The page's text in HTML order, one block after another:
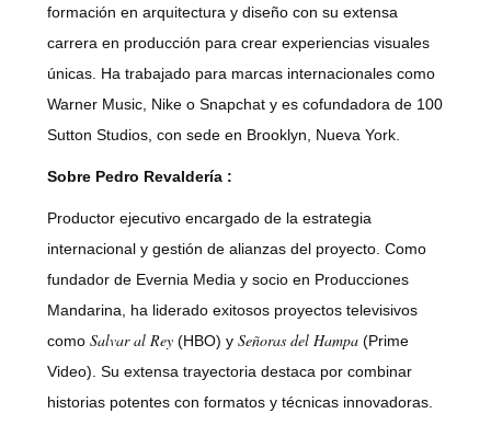
formación en arquitectura y diseño con su extensa
carrera en producción para crear experiencias visuales
únicas. Ha trabajado para marcas internacionales como
Warner Music, Nike o Snapchat y es cofundadora de 100
Sutton Studios, con sede en Brooklyn, Nueva York.
Sobre Pedro Revaldería :
Productor ejecutivo encargado de la estrategia
internacional y gestión de alianzas del proyecto. Como
fundador de Evernia Media y socio en Producciones
Mandarina, ha liderado exitosos proyectos televisivos
como Salvar al Rey(HBO) y Señoras del Hampa(Prime
Video). Su extensa trayectoria destaca por combinar
historias potentes con formatos y técnicas innovadoras.